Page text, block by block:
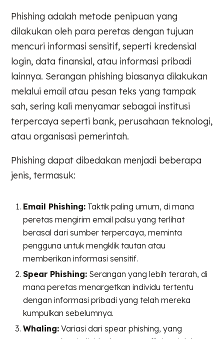
Phishing adalah metode penipuan yang
dilakukan oleh para peretas dengan tujuan
mencuri informasi sensitif, seperti kredensial
login, data finansial, atau informasi pribadi
lainnya. Serangan phishing biasanya dilakukan
melalui email atau pesan teks yang tampak
sah, sering kali menyamar sebagai institusi
terpercaya seperti bank, perusahaan teknologi,
atau organisasi pemerintah.
Phishing dapat dibedakan menjadi beberapa
jenis, termasuk:
Email Phishing: Taktik paling umum, di mana
peretas mengirim email palsu yang terlihat
berasal dari sumber terpercaya, meminta
pengguna untuk mengklik tautan atau
memberikan informasi sensitif.
Spear Phishing: Serangan yang lebih terarah, di
mana peretas menargetkan individu tertentu
dengan informasi pribadi yang telah mereka
kumpulkan sebelumnya.
Whaling: Variasi dari spear phishing, yang